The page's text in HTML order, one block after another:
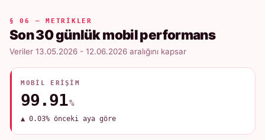
§ 06 — METRIKLER
Son 30 günlük mobil performans
Veriler 13.05.2026 - 12.06.2026 aralığını kapsar
MOBIL ERIŞIM
99.91%
▲ 0.03% önceki aya göre